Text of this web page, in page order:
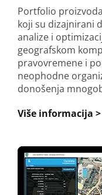
Portfolio
koji su dizajnirani
analize i
geografskom
pravovremene i
neophodne
donošenja
Više informacija >